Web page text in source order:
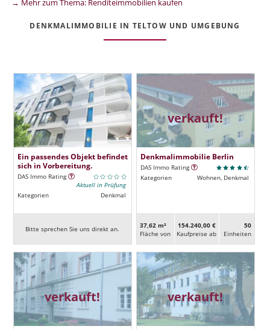
DENKMALIMMOBILIE IN TELTOW UND UMGEBUNG
Ein passendes Objekt befindet
sich in Vorbereitung.
DAS Immo Rating
Aktuell in Prüfung
Kategorien
Denkmal
Bitte sprechen Sie uns direkt an.
verkauft!
Denkmalimmobilie Berlin
DAS Immo Rating
Kategorien
Wohnen, Denkmal
37,62 m²
Fläche von
154.240,00 €
Kaufpreise ab
50
Ein­heiten
verkauft! verkauft!